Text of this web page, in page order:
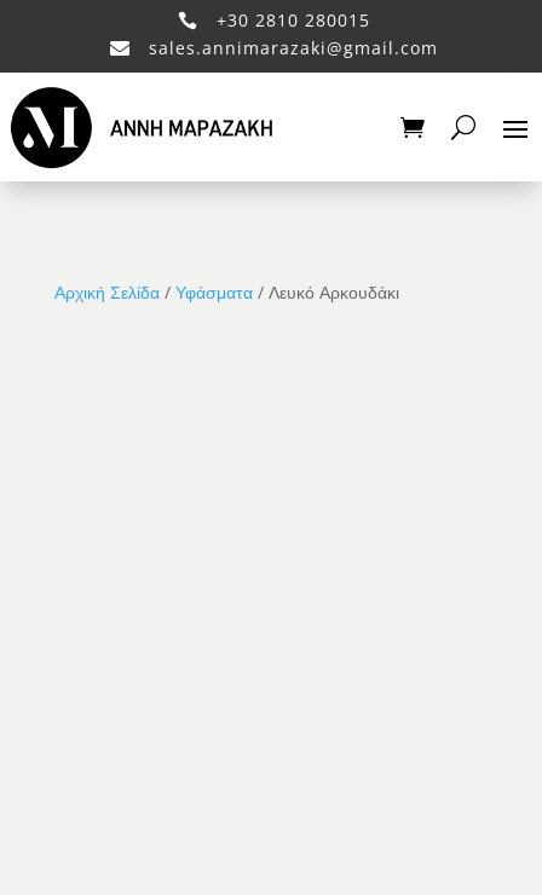
 +30 2810 280015
 sales.annimarazaki@gmail.com
Αρχική Σελίδα/ Υφάσματα/ Λευκό Αρκουδάκι